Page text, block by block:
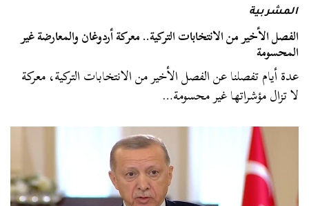
المشربية
الفصل الأخير من الانتخابات التركية.. معركة أردوغان والمعارضة غير
المحسومة
عدة أيام تفصلنا عن الفصل الأخير من الانتخابات التركية، معركة
لا تزال مؤشراتها غير محسومة…